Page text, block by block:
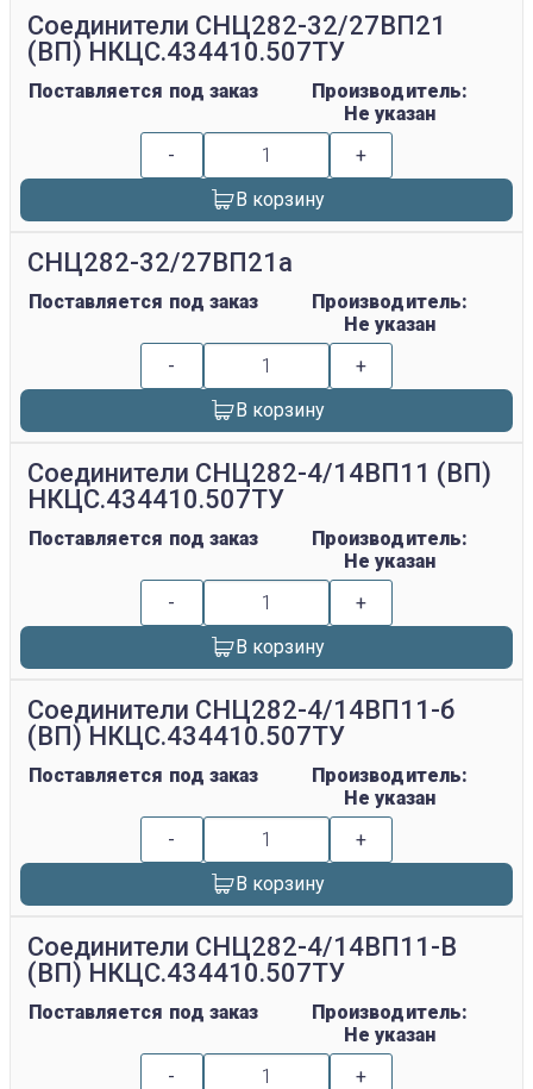
Соединители СНЦ282-32/27ВП21
(ВП) НКЦС.434410.507ТУ
Поставляется под заказ
Производитель:
Не указан
-
+
В корзину
СНЦ282-32/27ВП21а
Поставляется под заказ
Производитель:
Не указан
-
+
В корзину
Соединители СНЦ282-4/14ВП11 (ВП)
НКЦС.434410.507ТУ
Поставляется под заказ
Производитель:
Не указан
-
+
В корзину
Соединители СНЦ282-4/14ВП11-б
(ВП) НКЦС.434410.507ТУ
Поставляется под заказ
Производитель:
Не указан
-
+
В корзину
Соединители СНЦ282-4/14ВП11-В
(ВП) НКЦС.434410.507ТУ
Поставляется под заказ
Производитель:
Не указан
-
+